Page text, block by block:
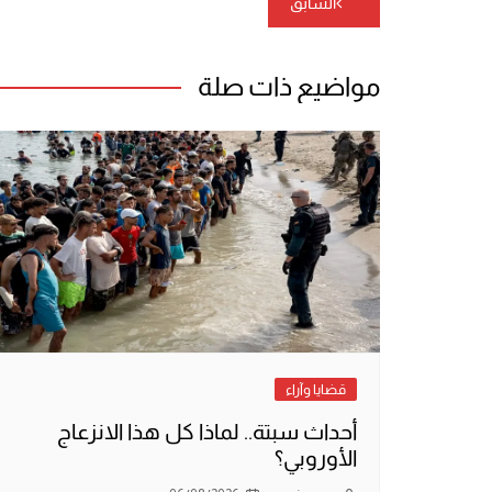
المقالات
مواضيع ذات صلة
قضايا وآراء
أحداث سبتة.. لماذا كل هذا الانزعاج
الأوروبي؟